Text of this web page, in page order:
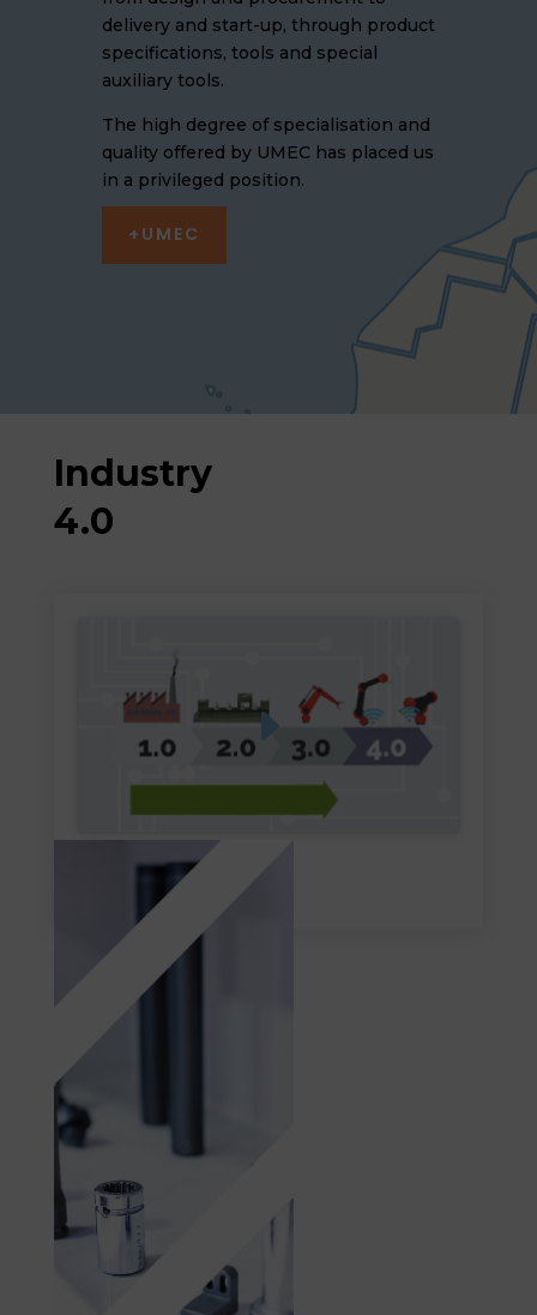
delivery and start-up, through product
specifications, tools and special
auxiliary tools.
The high degree of specialisation and
quality offered by UMEC has placed us
in a privileged position.
+UMEC
Industry
4.0
Haz clic para aceptar cookies de
marketing y permitir este contenido